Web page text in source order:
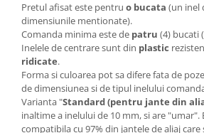
Pretul afisat este pentru o bucata (un inel
dimensiunile mentionate).
Comanda minima este de patru (4) bucati
Inelele de centrare sunt din plastic
ridicate.
Forma si culoarea pot sa difere fata de
de dimensiunea si de tipul inelului
Varianta "Standard (pentru jante din
inaltime a inelului de 10 mm, si are "umar".
compatibila cu 97% din jantele de aliaj care